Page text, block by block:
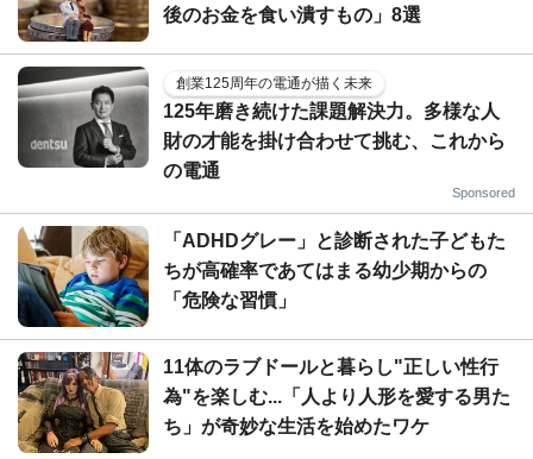
後のお金を食い潰すもの」8選
創業125周年の電通が描く未来
125年磨き続けた課題解決力。多様な人
財の才能を掛け合わせて挑む、これから
の電通
Sponsored
「ADHDグレー」と診断された子どもた
ちが高確率であてはまる幼少期からの
「危険な習慣」
11体のラブドールと暮らし"正しい性行
為"を楽しむ...「人より人形を愛する男た
ち」が奇妙な生活を始めたワケ